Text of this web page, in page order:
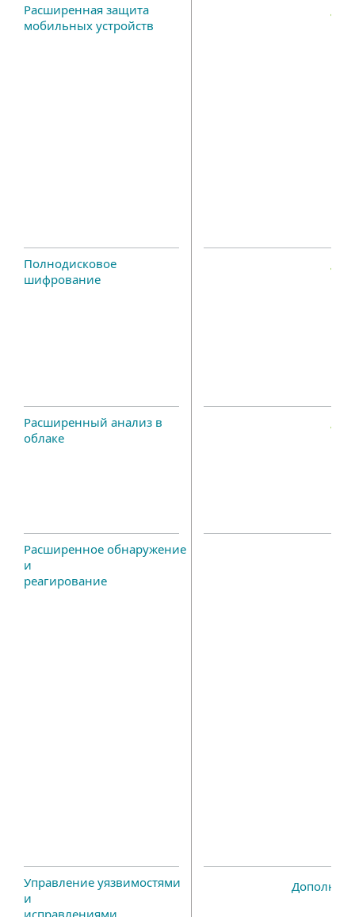
Расширенная защита
мобильных устройств
Полнодисковое
шифрование
Расширенный анализ в
облаке
Расширенное обнаружение
и
реагирование
Управление уязвимостями
и
исправлениями